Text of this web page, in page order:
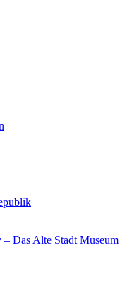
Das Alte Stadt Museum